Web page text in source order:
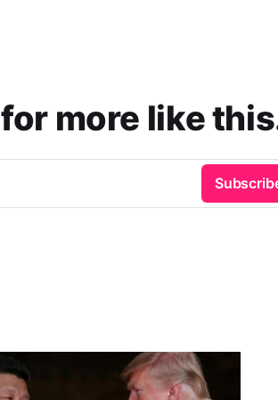
more like